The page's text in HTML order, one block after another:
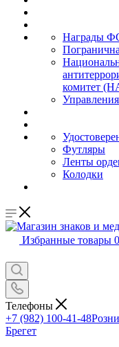
Награды
комитет
Футляры
Ленты
Колодки
Избранные товары 0
Телефоны
+7 (982) 100-41-48
Брегет